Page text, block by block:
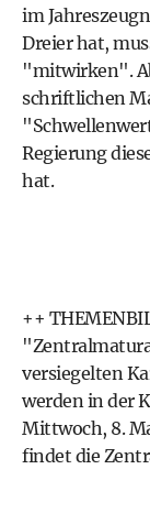
im
Dreier hat,
"mitwirken".
schriftlichen
Regierung
hat.
++
versiegelten
werden in der
Mittwoch, 8.
findet die